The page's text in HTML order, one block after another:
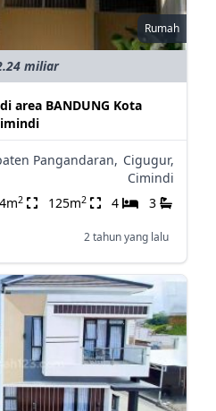
Rumah
miliar
area BANDUNG Kota
Pangandaran, Cigugur,
Cimindi
2 125m2 4 3
2 tahun yang lalu